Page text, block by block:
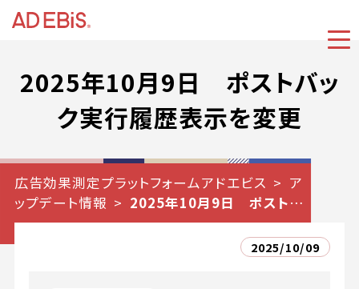
2025年10月9日 ポストバッ
ク実行履歴表示を変更
広告効果測定プラットフォームアドエビス
ア
ップデート情報
2025年10月9日 ポストバ
ック実行履歴表示を変更
2025/10/09